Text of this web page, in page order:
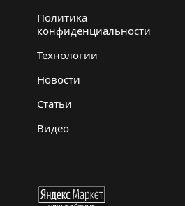
Политика
конфиденциальности
Технологии
Новости
Статьи
Видео